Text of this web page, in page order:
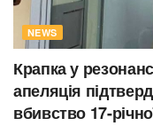
NEWS
Крапка у
апеляція
вбивство 17-